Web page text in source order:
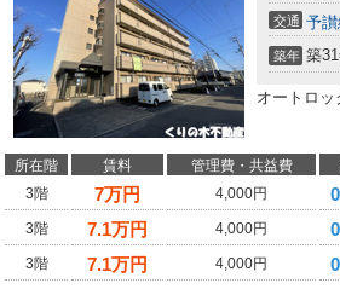
交通 予讃
築年 築
オートロッ
所在階 賃料 管理費・共益費
3階
7万円 4,000円
3階
7.1万円 4,000円
3階
7.1万円 4,000円